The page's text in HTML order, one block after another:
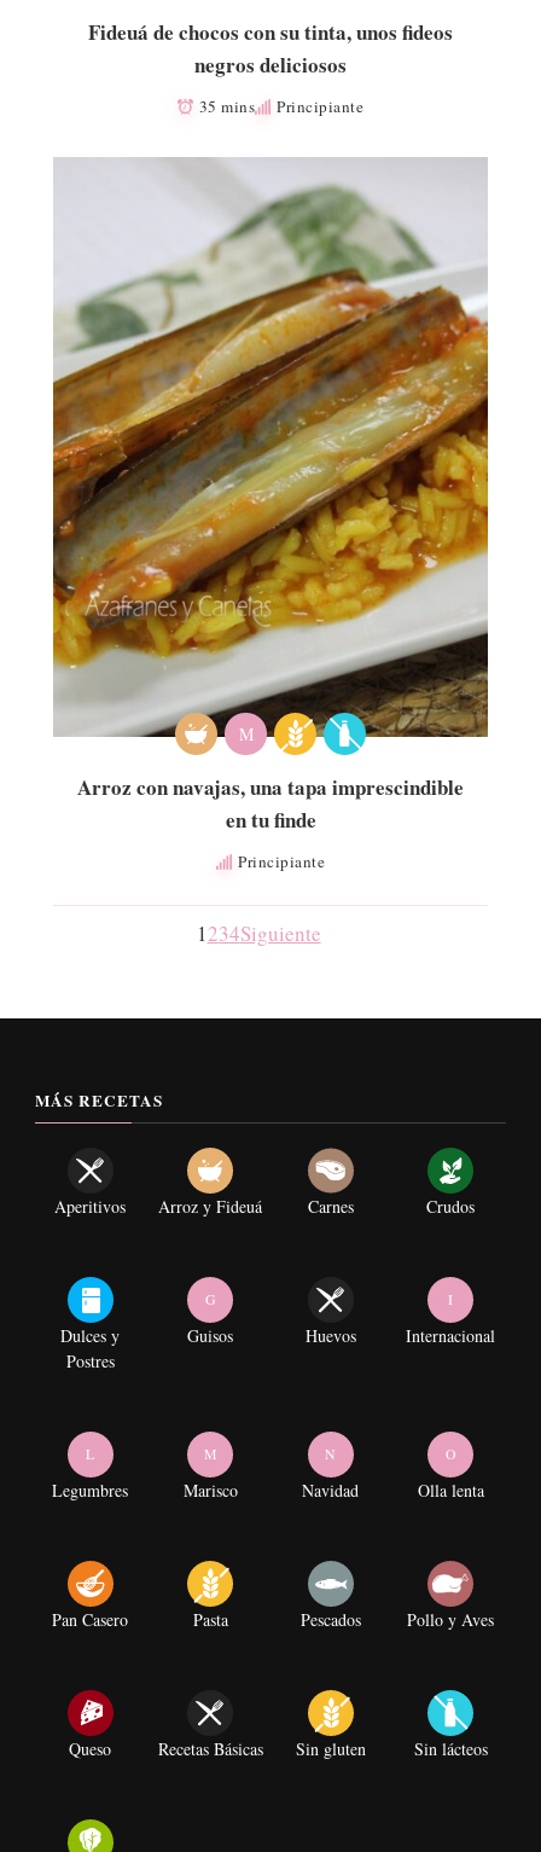
Fideuá de chocos con su tinta, unos fideos
negros deliciosos
35 mins Principiante
M
Arroz con navajas, una tapa imprescindible
en tu finde
Principiante
1234Siguiente
MÁS RECETAS
Aperitivos Arroz y Fideuá Carnes Crudos
Dulces y
Postres
G
Guisos Huevos
I
Internacional
L
Legumbres
M
Marisco
N
Navidad
O
Olla lenta
Pan Casero Pasta Pescados Pollo y Aves
Queso Recetas Básicas Sin gluten Sin lácteos